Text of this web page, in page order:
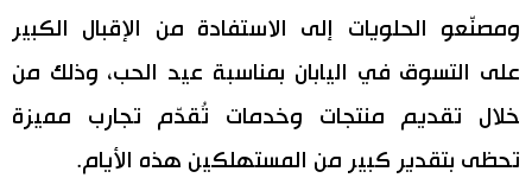
مانغا وأنيمي
علوم وتكنولوجيا
ومصنّعو الحلويات إلى الاستفادة من الإقبال الكبير
على التسوق في اليابان بمناسبة عيد الحب، وذلك من
خلال تقديم منتجات وخدمات تُقدّم تجارب مميزة
تحظى بتقدير كبير من المستهلكين هذه الأيام.